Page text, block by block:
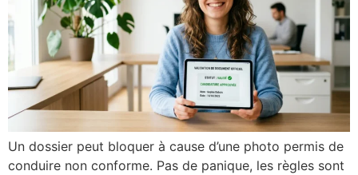
Un dossier peut bloquer à cause d’une photo permis de
conduire non conforme. Pas de panique, les règles sont